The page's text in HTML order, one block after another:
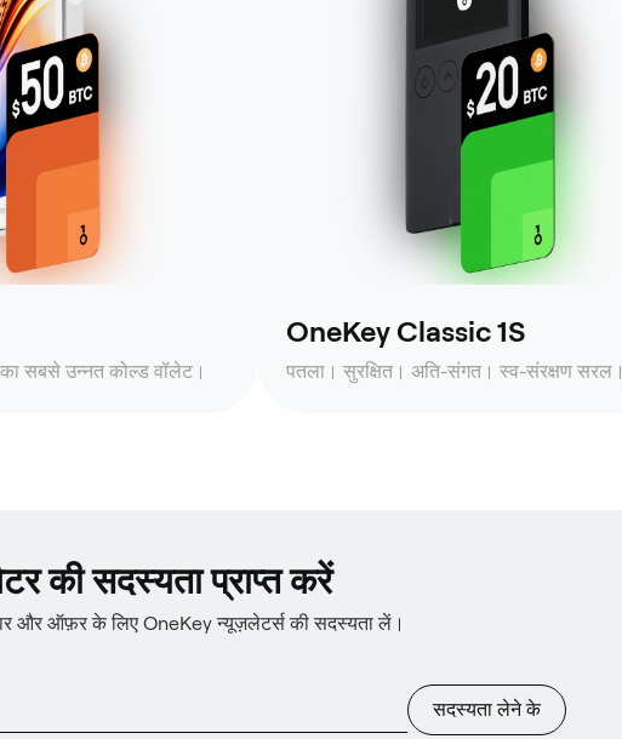
सबसे उन्नत कोल्ड वॉलेट।
OneKey Classic 1S
पतला। सुरक्षित। अति-संगत। स्व-संरक्षण सरल।
की सदस्यता प्राप्त करें
और ऑफ़र के लिए OneKey न्यूज़लेटर्स की सदस्यता लें।
सदस्यता लेने के